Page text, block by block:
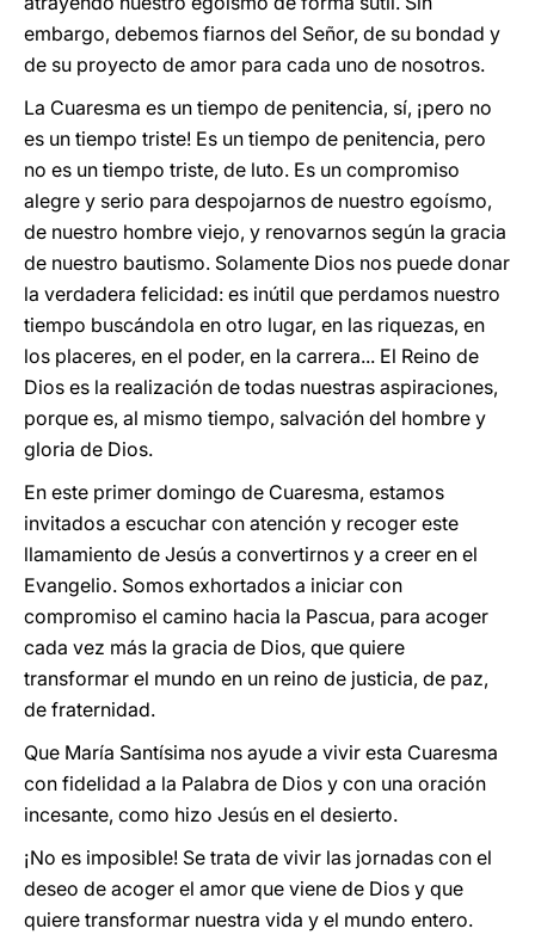
embargo, debemos fiarnos del Señor, de su bondad y
de su proyecto de amor para cada uno de nosotros.
La Cuaresma es un tiempo de penitencia, sí, ¡pero no
es un tiempo triste! Es un tiempo de penitencia, pero
no es un tiempo triste, de luto. Es un compromiso
alegre y serio para despojarnos de nuestro egoísmo,
de nuestro hombre viejo, y renovarnos según la gracia
de nuestro bautismo. Solamente Dios nos puede donar
la verdadera felicidad: es inútil que perdamos nuestro
tiempo buscándola en otro lugar, en las riquezas, en
los placeres, en el poder, en la carrera... El Reino de
Dios es la realización de todas nuestras aspiraciones,
porque es, al mismo tiempo, salvación del hombre y
gloria de Dios.
En este primer domingo de Cuaresma, estamos
invitados a escuchar con atención y recoger este
llamamiento de Jesús a convertirnos y a creer en el
Evangelio. Somos exhortados a iniciar con
compromiso el camino hacia la Pascua, para acoger
cada vez más la gracia de Dios, que quiere
transformar el mundo en un reino de justicia, de paz,
de fraternidad.
Que María Santísima nos ayude a vivir esta Cuaresma
con fidelidad a la Palabra de Dios y con una oración
incesante, como hizo Jesús en el desierto.
¡No es imposible! Se trata de vivir las jornadas con el
deseo de acoger el amor que viene de Dios y que
quiere transformar nuestra vida y el mundo entero.